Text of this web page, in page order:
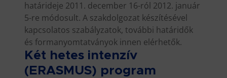
határideje 2011. december 16-ról 2012. január
5-re módosult. A szakdolgozat készítésével
kapcsolatos szabályzatok, további határidők
és formanyomtatványok innen elérhetők.
Két hetes intenzív
(ERASMUS) program